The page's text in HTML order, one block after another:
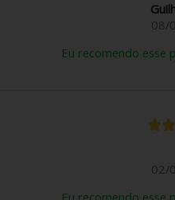
08/
Eu recomendo esse
02/